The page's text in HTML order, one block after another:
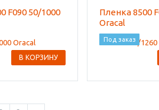
F090 50/1000
В КОРЗИНУ
Пленка 8500
Oracal
Под заказ